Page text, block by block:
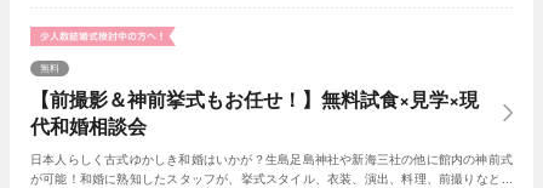
【前撮影＆神前挙式もお任せ！】無料試食×見学×現
代和婚相談会
無料
日本人らしく古式ゆかしき和婚はいかが？生島足島神社や新海三社の他に館内の神前式
が可能！和婚に熟知したスタッフが、挙式スタイル、衣装、演出、料理、前撮りなどト